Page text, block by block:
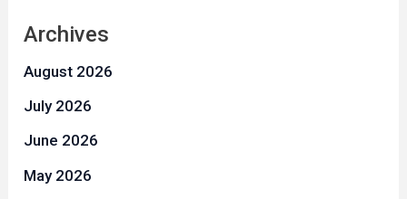
Archives
August 2026
July 2026
June 2026
May 2026